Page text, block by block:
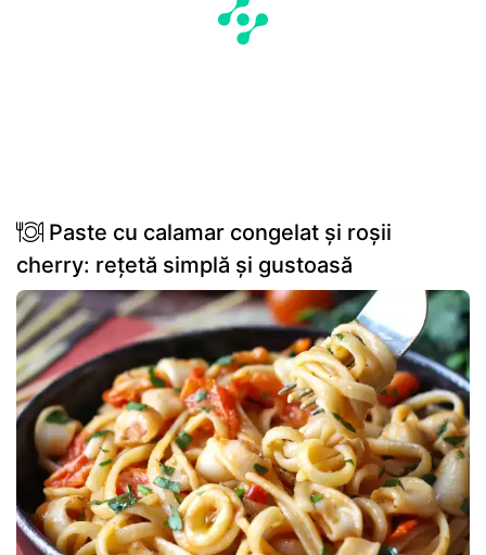
Paste cu calamar congelat și roșii
cherry: rețetă simplă și gustoasă